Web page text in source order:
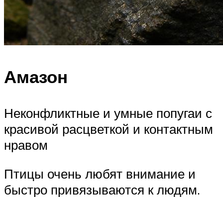
Амазон
Неконфликтные и умные попугаи с
красивой расцветкой и контактным
нравом
Птицы очень любят внимание и
быстро привязываются к людям.